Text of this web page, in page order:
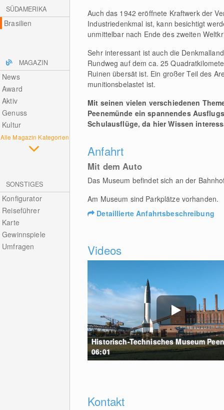
SÜDAMERIKA
Brasilien
MAGAZIN
News
Award
Aktiv
Genuss
Kultur
Alle Magazin Kategorien
SONSTIGES
Konfigurator
Reiseführer
Karte
Gewinnspiele
Umfragen
Auch das 1942 eröffnete Kraftwerk der
Industriedenkmal ist, kann besichtigt
unmittelbar nach Ende des zweiten
Sehr interessant ist auch die
Rundweg auf dem ca. 25
Ruinen übersät ist. Ein großer Teil des
munitionsbelastet ist.
Mit seinen vielen verschiedenen
Peenemünde ein spannendes
Schulausflüge, da hier Wissen
Anfahrt
Mit dem Auto
Das Museum befindet sich an der
Am Museum sind Parkplätze vorhanden.
Detaillierte Anfahrtsbeschreibung
Videos
Historisch-Technisches Museum
06:01
Kontakt